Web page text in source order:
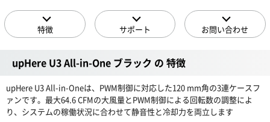
特徴 サポート お問い合わせ
upHere U3 All-in-One ブラック の 特徴
upHere U3 All-in-Oneは、PWM制御に対応した120 mm角の3連ケースフ
ァンです。最大64.6 CFMの大風量とPWM制御による回転数の調整によ
り、システムの稼働状況に合わせて静音性と冷却力を両立します